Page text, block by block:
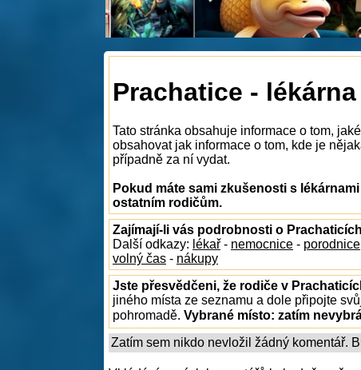
Prachatice - lékárna
Tato stránka obsahuje informace o tom,
obsahovat jak informace o tom, kde je
případně za ní vydat.
Pokud máte sami zkušenosti s
ostatním rodičům.
Zajímají-li vás podrobnosti o Prachaticích
Další odkazy: lékař - nemocnice - porodnice
volný čas - nákupy
Jste přesvědčeni, že rodiče v
jiného místa ze seznamu a dole připojte
pohromadě. Vybrané místo: zatím
Zatím sem nikdo nevložil žádný komentář.